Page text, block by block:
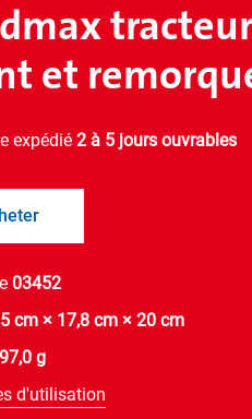
et
expédié 2 à 5 jours ouvrables
03452
cm × 17,8 cm × 20 cm
g
d'utilisation